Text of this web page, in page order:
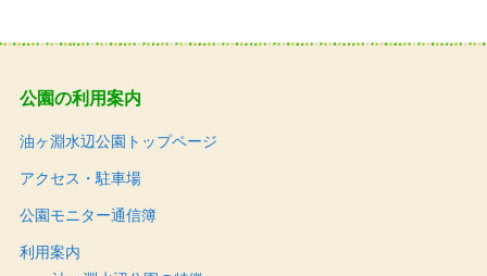
公園の利用案内
油ヶ淵水辺公園トップページ
アクセス・駐車場
公園モニター通信簿
利用案内